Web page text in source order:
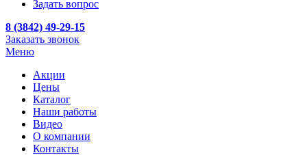
Задать вопрос
8 (3842) 49-29-15
Заказать звонок
Меню
Акции
Цены
Каталог
Наши работы
Видео
О компании
Контакты